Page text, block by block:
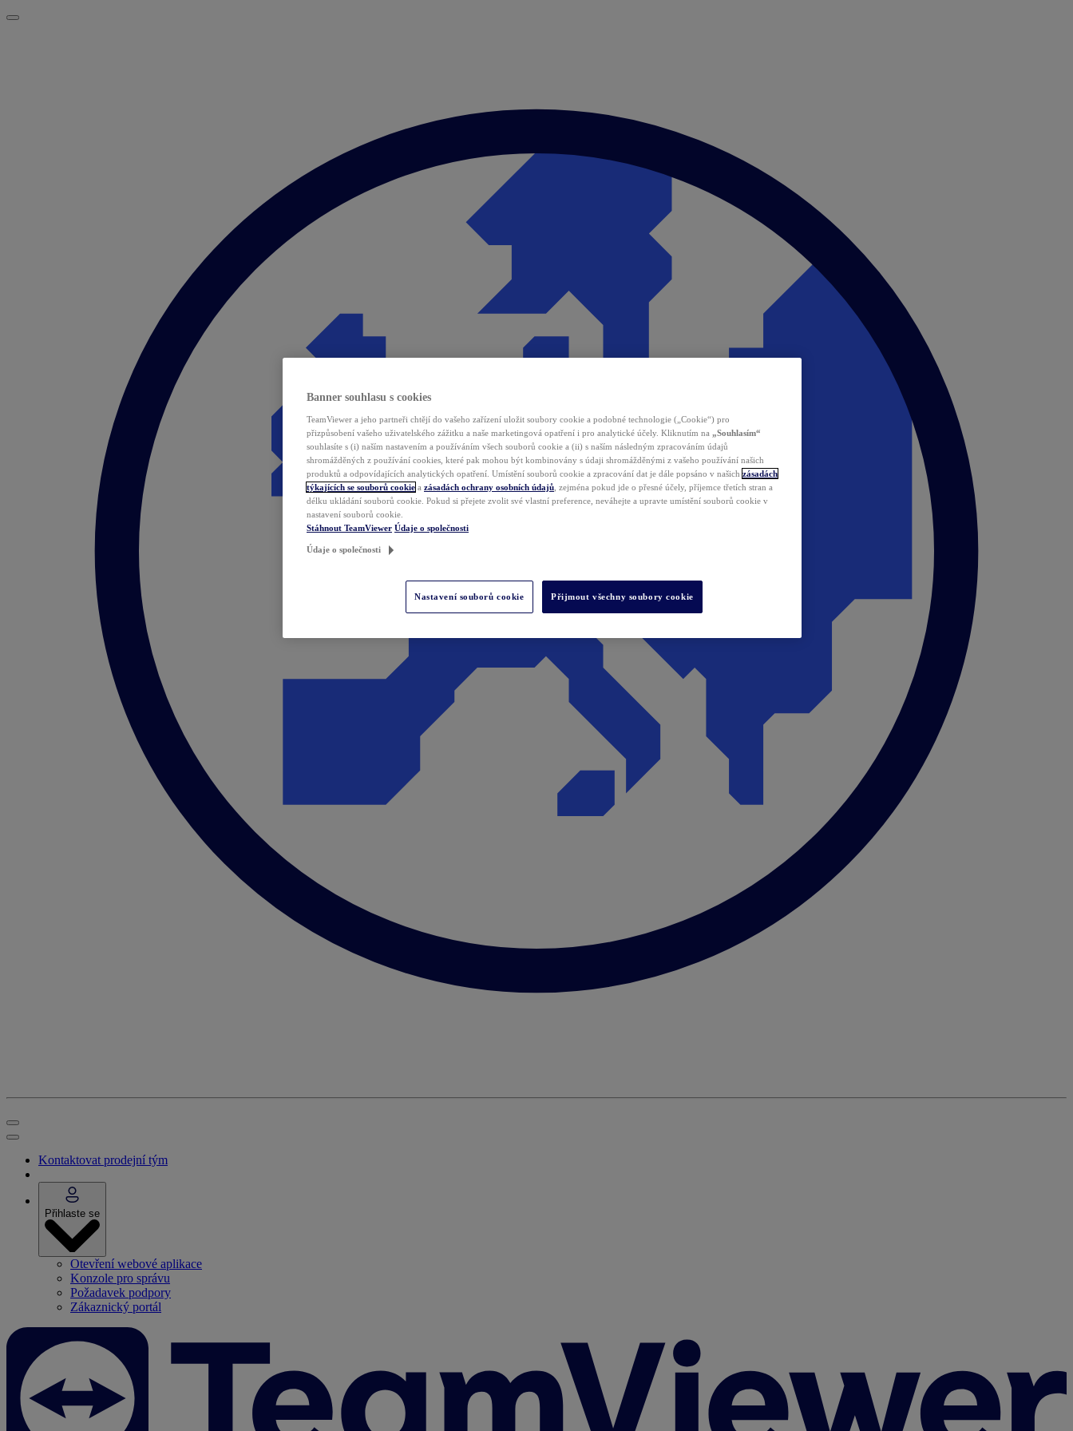
Kontaktovat prodejní tým
Přihlaste se
Otevření webové aplikace
Konzole pro správu
Požadavek podpory
Zákaznický portál
Banner souhlasu s cookies
TeamViewer a jeho partneři chtějí do vašeho zařízení uložit soubory cookie a podobné technologie („Cookie“) pro
přizpůsobení vašeho uživatelského zážitku a naše marketingová opatření i pro analytické účely. Kliknutím na „Souhlasím“
souhlasíte s (i) naším nastavením a používáním všech souborů cookie a (ii) s naším následným zpracováním údajů
shromážděných z používání cookies, které pak mohou být kombinovány s údaji shromážděnými z vašeho používání našich
produktů a odpovídajících analytických opatření. Umístění souborů cookie a zpracování dat je dále popsáno v našich zásadách
týkajících se souborů cookie a zásadách ochrany osobních údajů , zejména pokud jde o přesné účely, příjemce třetích stran a
délku ukládání souborů cookie. Pokud si přejete zvolit své vlastní preference, neváhejte a upravte umístění souborů cookie v
nastavení souborů cookie.
Stáhnout TeamViewer Údaje o společnosti
Údaje o společnosti
Nastavení souborů cookie Přijmout všechny soubory cookie